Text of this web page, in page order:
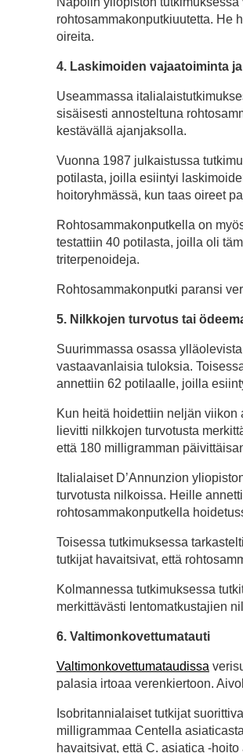
rohtosammakonputkiuutetta. He
oireita.
4. Laskimoiden vajaatoiminta
Useammassa
sisäisesti annosteltuna
kestävällä ajanjaksolla.
Vuonna 1987 julkaistussa
potilasta, joilla esiintyi
hoitoryhmässä, kun taas oireet
Rohtosammakonputkella on
testattiin 40 potilasta, joilla oli
triterpenoideja.
Rohtosammakonputki paransi
5. Nilkkojen turvotus tai
Suurimmassa osassa
vastaavanlaisia tuloksia.
annettiin 62 potilaalle, joilla
Kun heitä hoidettiin neljän
lievitti nilkkojen turvotusta
että 180 milligramman
Italialaiset D’Annunzion
turvotusta nilkoissa. Heille
rohtosammakonputkella
Toisessa tutkimuksessa
tutkijat havaitsivat, että
Kolmannessa tutkimuksessa
merkittävästi lentomatkustajien
6. Valtimonkovettumatauti
Valtimonkovettumataudissa
palasia irtoaa verenkiertoon.
Isobritannialaiset tutkijat
milligrammaa Centella
havaitsivat, että C. asiatica -